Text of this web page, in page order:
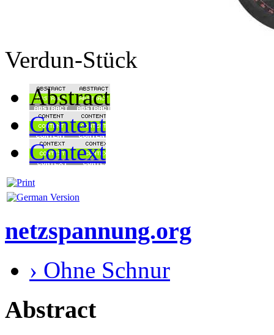
Verdun-Stück
Abstract
Content
Context
netzspannung.org
› Ohne Schnur
Abstract